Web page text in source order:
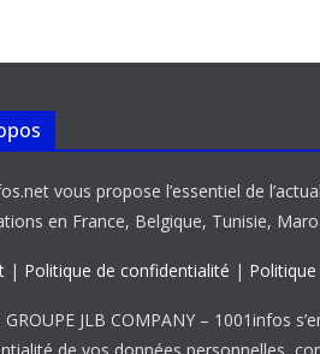
k p k
vous propose l’essentiel de
en France, Belgique, Tunisie,
| Politique de confidentialité |
JLB COMPANY – 1001infos